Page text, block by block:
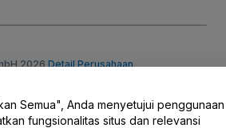
2026 Detail Perusahaan
Pribadi Saya/Pilihan Privasi Anda.
Semua", Anda menyetujui penggunaan
fungsionalitas situs dan relevansi